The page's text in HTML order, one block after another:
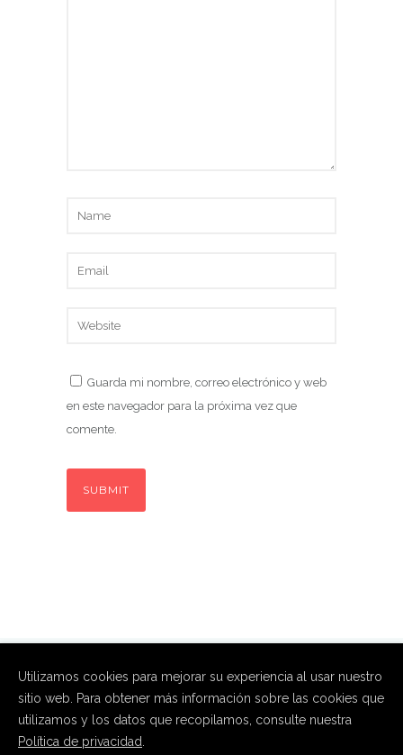
Guarda mi nombre, correo electrónico y web
en este navegador para la próxima vez que
comente.
Utilizamos cookies para mejorar su experiencia al usar nuestro
sitio web. Para obtener más información sobre las cookies que
utilizamos y los datos que recopilamos, consulte nuestra
Política de privacidad